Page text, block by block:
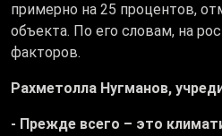
примерно на 25 процентов,
объекта. По его словам, на
факторов.
Рахметолла Нугманов,
- Прежде всего – это